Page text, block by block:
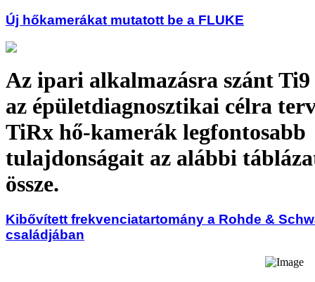
Új hőkamerákat mutatott be a FLUKE
Az ipari alkalmazásra szánt Ti9
az épületdiagnosztikai célra
TiRx hő-kamerák legfontosabb
tulajdonságait az alábbi
össze.
Kibővített frekvenciatartomány a Rohde &
családjában